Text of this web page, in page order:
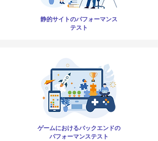
静的サイトのパフォーマンス
テスト
ゲームにおけるバックエンドの
パフォーマンステスト